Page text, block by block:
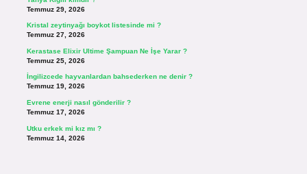
Temmuz 29, 2026
Kristal zeytinyağı boykot listesinde mi ?
Temmuz 27, 2026
Kerastase Elixir Ultime Şampuan Ne İşe Yarar ?
Temmuz 25, 2026
İngilizcede hayvanlardan bahsederken ne denir ?
Temmuz 19, 2026
Evrene enerji nasıl gönderilir ?
Temmuz 17, 2026
Utku erkek mi kız mı ?
Temmuz 14, 2026